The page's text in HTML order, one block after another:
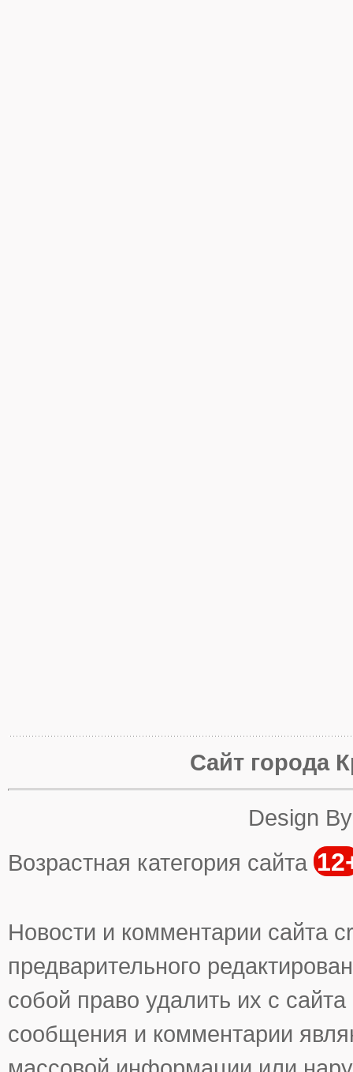
Сайт города
Design
Возрастная категория сайта
Новости и комментарии сайта
предварительного
собой право удалить их с
сообщения и комментарии